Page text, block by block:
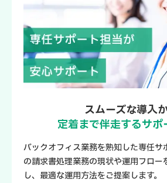
スムーズな導入
定着まで伴走するサポ
バックオフィス業務を熟知した専任サ
の請求書処理業務の現状や運用フロー
し、最適な運用方法をご提案します。